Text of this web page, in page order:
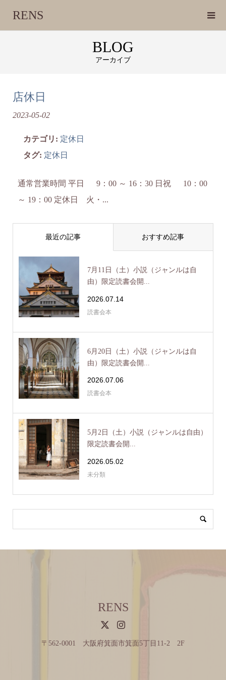
RENS
BLOG
アーカイブ
店休日
2023-05-02
カテゴリ: 定休日
タグ: 定休日
通常営業時間 平日 9：00 ～ 16：30 日祝 10：00
～ 19：00 定休日 火・...
最近の記事 おすすめ記事
7月11日（土）小説（ジャンルは自
由）限定読書会開...
2026.07.14
読書会本
6月20日（土）小説（ジャンルは自
由）限定読書会開...
2026.07.06
読書会本
5月2日（土）小説（ジャンルは自由）
限定読書会開...
2026.05.02
未分類
RENS
〒562-0001 大阪府箕面市箕面5丁目11-2 2F